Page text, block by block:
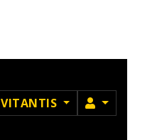
VITANTIS MEMBRU